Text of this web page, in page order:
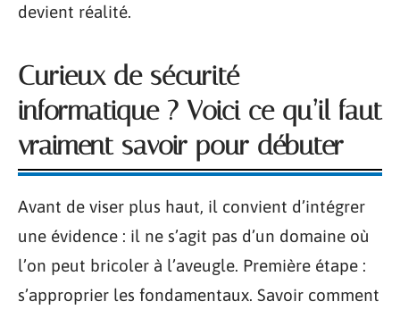
devient réalité.
Curieux de sécurité
informatique ? Voici ce qu’il faut
vraiment savoir pour débuter
Avant de viser plus haut, il convient d’intégrer
une évidence : il ne s’agit pas d’un domaine où
l’on peut bricoler à l’aveugle. Première étape :
s’approprier les fondamentaux. Savoir comment